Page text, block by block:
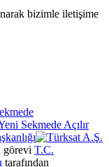
bizimle iletişime
Sekmede Açılır
görevi T.C.
tarafından